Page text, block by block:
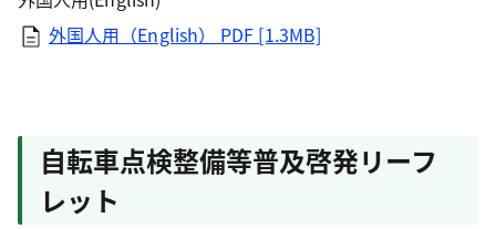
外国人用（English） PDF [1.3MB]
自転車点検整備等普及啓発リーフ
レット